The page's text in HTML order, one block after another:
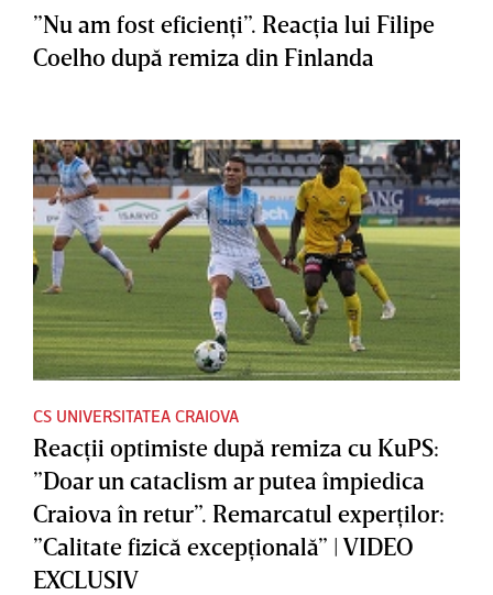
”Nu am fost eficienţi”. Reacţia lui Filipe
Coelho după remiza din Finlanda
CS UNIVERSITATEA CRAIOVA
Reacţii optimiste după remiza cu KuPS:
”Doar un cataclism ar putea împiedica
Craiova în retur”. Remarcatul experţilor:
”Calitate fizică excepţională” | VIDEO
EXCLUSIV